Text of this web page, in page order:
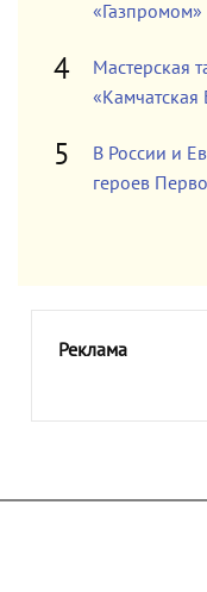
«Газпромом»
Мастерская
«Камчатская
В России и
героев
Реклама